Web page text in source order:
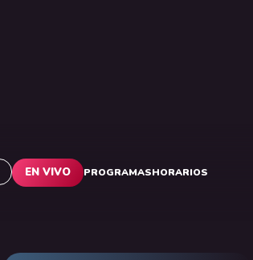
EN VIVO PROGRAMASHORARIOS